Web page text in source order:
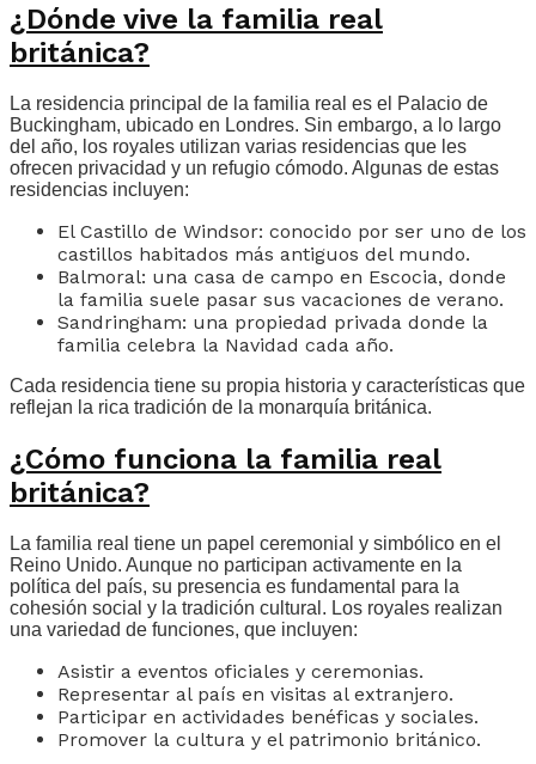
¿Dónde vive la familia real
británica?
La residencia principal de la familia real es el Palacio de
Buckingham, ubicado en Londres. Sin embargo, a lo largo
del año, los royales utilizan varias residencias que les
ofrecen privacidad y un refugio cómodo. Algunas de estas
residencias incluyen:
El Castillo de Windsor: conocido por ser uno de los
castillos habitados más antiguos del mundo.
Balmoral: una casa de campo en Escocia, donde
la familia suele pasar sus vacaciones de verano.
Sandringham: una propiedad privada donde la
familia celebra la Navidad cada año.
Cada residencia tiene su propia historia y características que
reflejan la rica tradición de la monarquía británica.
¿Cómo funciona la familia real
británica?
La familia real tiene un papel ceremonial y simbólico en el
Reino Unido. Aunque no participan activamente en la
política del país, su presencia es fundamental para la
cohesión social y la tradición cultural. Los royales realizan
una variedad de funciones, que incluyen:
Asistir a eventos oficiales y ceremonias.
Representar al país en visitas al extranjero.
Participar en actividades benéficas y sociales.
Promover la cultura y el patrimonio británico.